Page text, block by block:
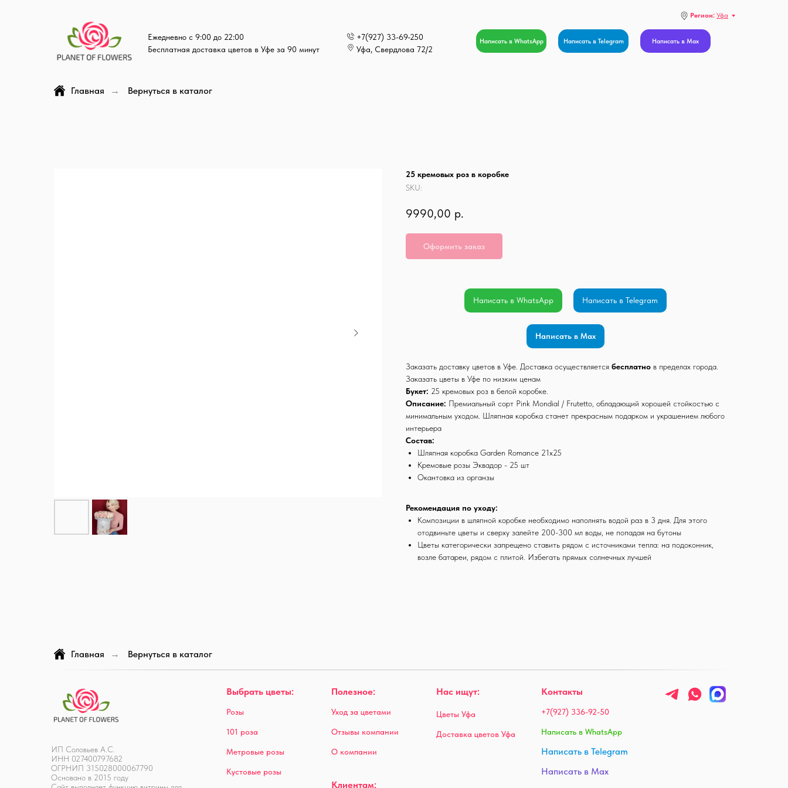
Написать в WhatsApp Написать в Telegram Написать в Max
+7(927) 33-69-250
Уфа, Свердлова 72/2
Ежедневно с 9:00 до 22:00
Бесплатная доставка цветов в Уфе за 90 минут
Регион: Уфа
Главная → Вернуться в каталог
25 кремовых роз в коробке
SKU:
9990,00 р.
Оформить заказ
Написать в WhatsApp Написать в Telegram
Написать в Max
Заказать доставку цветов в Уфе. Доставка осуществляется бесплатно в пределах города.
Заказать цветы в Уфе по низким ценам
Букет: 25 кремовых роз в белой коробке.
Описание: Премиальный сорт Pink Mondial / Frutetto, обладающий хорошей стойкостью с
минимальным уходом. Шляпная коробка станет прекрасным подарком и украшением любого
интерьера
Состав:
Шляпная коробка Garden Romance 21x25
Кремовые розы Эквадор - 25 шт
Окантовка из органзы
Рекомендация по уходу:
Композиции в шляпной коробке необходимо наполнять водой раз в 3 дня. Для этого
отодвиньте цветы и сверху залейте 200-300 мл воды, не попадая на бутоны
Цветы категорически запрещено ставить рядом с источниками тепла: на подоконник,
возле батареи, рядом с плитой. Избегать прямых солнечных лучшей
Главная → Вернуться в каталог
ИП Соловьев А.С.
ИНН 027400797682
ОГРНИП 315028000067790
Основано в 2015 году
Выбрать цветы:
Розы
101 роза
Метровые розы
Кустовые розы
Полезное:
Уход за цветами
Отзывы компании
О компании
Клиентам:
Нас ищут:
Цветы Уфа
Доставка цветов Уфа
Контакты
+7(927) 336-92-50
Написать в WhatsApp
Написать в Telegram
Написать в Max